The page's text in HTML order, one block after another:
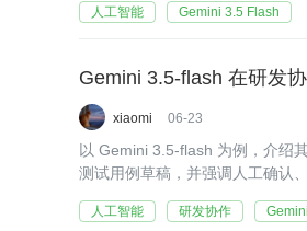
人工智能 Gemini 3.5 Flash
Gemini 3.5-flash 在研发
xiaomi 06-23
以 Gemini 3.5-flash 为例，介绍
测试用例草稿，并强调人工确认
人工智能 研发协作